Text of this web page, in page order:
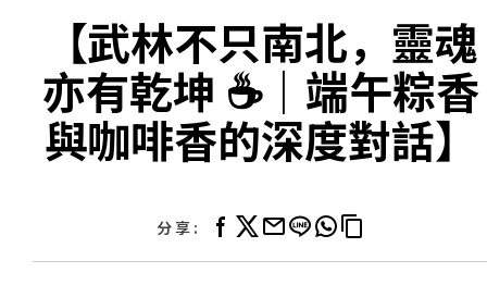
【武林不只南北，靈魂
亦有乾坤 ☕｜端午粽香
與咖啡香的深度對話】
分享: